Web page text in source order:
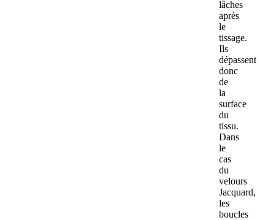
lâches
après
le
tissage.
Ils
dépassent
donc
de
la
surface
du
tissu.
Dans
le
cas
du
velours
Jacquard,
les
boucles